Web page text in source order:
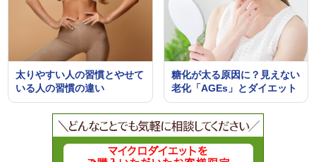
太りやすい人の習慣とやせて
いる人の習慣の違い
糖化が太る原因に？見えない
老化「AGEs」とダイエット